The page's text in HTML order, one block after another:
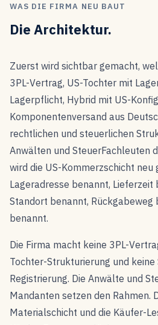
WAS DIE FIRMA NEU BAUT
Die Architektur.
Zuerst wird sichtbar gemacht,
3PL-Vertrag, US-Tochter mit
Lagerpflicht, Hybrid mit US-
Komponentenversand aus
rechtlichen und steuerlichen
Anwälten und SteuerFachleuten
wird die US-Kommerzschicht neu
Lageradresse benannt, Lieferzeit
Standort benannt, Rückgabeweg
benannt.
Die Firma macht keine 3PL-
Tochter-Strukturierung und keine
Registrierung. Die Anwälte und
Mandanten setzen den Rahmen.
Materialschicht und die Käufer-